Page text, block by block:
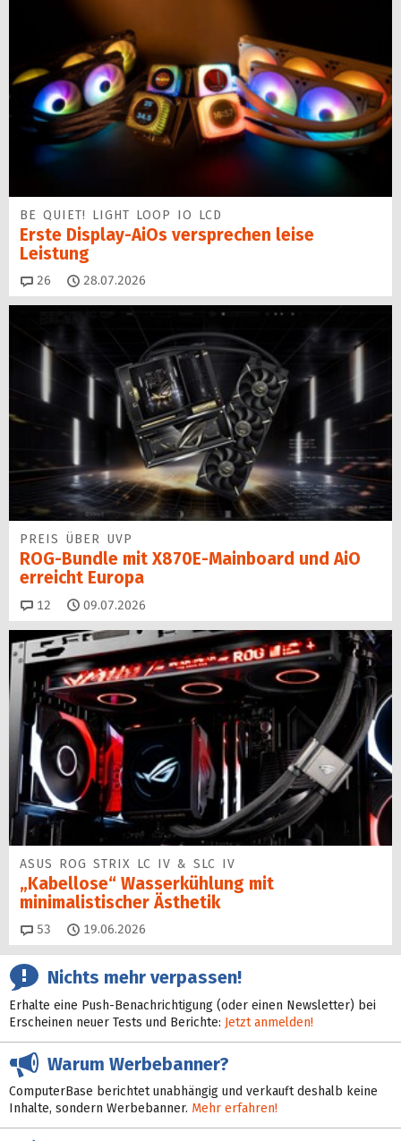
BE QUIET! LIGHT LOOP IO LCD
Erste Display-AiOs versprechen leise
Leistung
26 Kommentare
28.07.2026
PREIS ÜBER UVP
ROG-Bundle mit X870E-Mainboard und AiO
erreicht Europa
12 Kommentare
09.07.2026
ASUS ROG STRIX LC IV & SLC IV
„Kabellose“ Wasserkühlung mit
minimalistischer Ästhetik
53 Kommentare
19.06.2026
Nichts mehr verpassen!
Erhalte eine Push-Benachrichtigung (oder einen Newsletter) bei
Erscheinen neuer Tests und Berichte: Jetzt anmelden!
Warum Werbebanner?
ComputerBase berichtet unabhängig und verkauft deshalb keine
Inhalte, sondern Werbebanner. Mehr erfahren!